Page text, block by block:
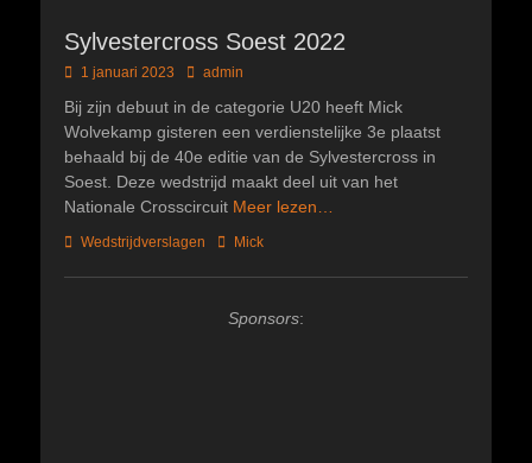
Sylvestercross Soest 2022
Geplaatst
1 januari 2023 Author
admin
Bij zijn debuut in de categorie U20 heeft Mick
Wolvekamp gisteren een verdienstelijke 3e plaatst
behaald bij de 40e editie van de Sylvestercross in
Soest. Deze wedstrijd maakt deel uit van het
Nationale Crosscircuit Meer lezen…
Categorieën
Wedstrijdverslagen TagsMick
Sponsors: